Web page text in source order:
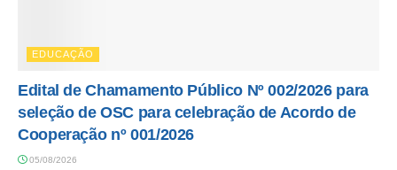
EDUCAÇÃO
Edital de Chamamento Público Nº 002/2026 para
seleção de OSC para celebração de Acordo de
Cooperação nº 001/2026
05/08/2026